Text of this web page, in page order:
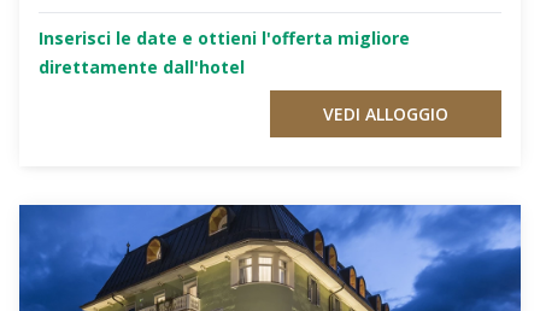
Inserisci le date e ottieni l'offerta migliore
direttamente dall'hotel
VEDI ALLOGGIO